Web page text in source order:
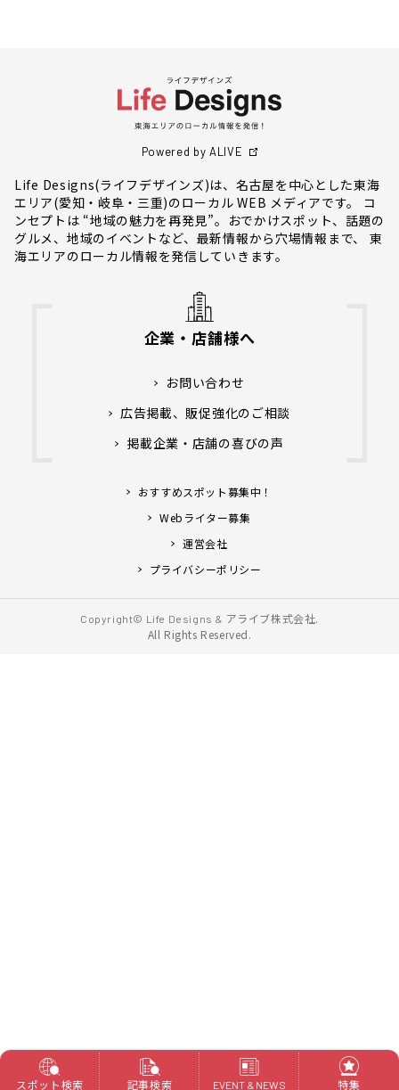
Powered by ALIVE
Life Designs(ライフデザインズ)は、名古屋を中心とした東海
エリア(愛知・岐阜・三重)のローカル WEB メディアです。 コ
ンセプトは “地域の魅力を再発見”。おでかけスポット、話題の
グルメ、地域のイベントなど、最新情報から穴場情報まで、 東
海エリアのローカル情報を発信していきます。
企業・店舗様へ
お問い合わせ
広告掲載、販促強化のご相談
掲載企業・店舗の喜びの声
おすすめスポット募集中！
Webライター募集
運営会社
プライバシーポリシー
Copyright© Life Designs & アライブ株式会社.
All Rights Reserved.
スポット検索 記事検索 EVENT & NEWS 特集